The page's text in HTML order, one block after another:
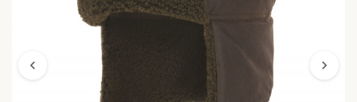
chevron_left chevron_right